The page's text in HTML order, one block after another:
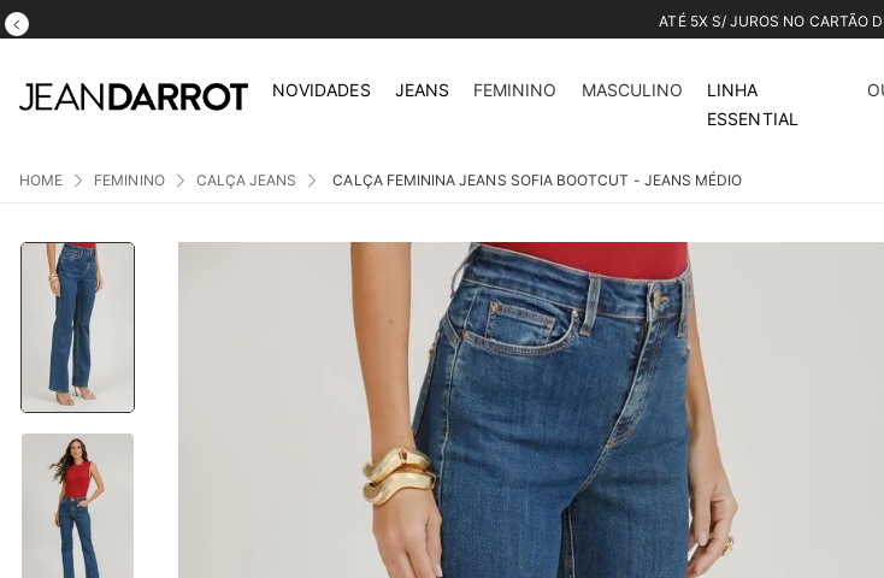
ATÉ 5X S/ JUROS NO CARTÃO
NOVIDADES JEANS FEMININO MASCULINO
LINHA
ESSENTIAL
FEMININO CALÇA JEANS CALÇA FEMININA JEANS SOFIA BOOTCUT - JEANS MÉDIO